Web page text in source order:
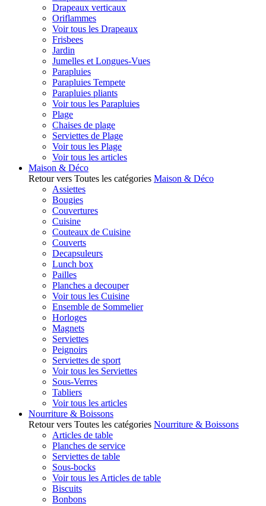
Drapeaux verticaux
Oriflammes
Voir tous les Drapeaux
Frisbees
Jardin
Jumelles et Longues-Vues
Parapluies
Parapluies Tempete
Parapluies pliants
Voir tous les Parapluies
Plage
Chaises de plage
Serviettes de Plage
Voir tous les Plage
Voir tous les articles
Maison & Déco
Retour vers Toutes les catégories Maison & Déco
Assiettes
Bougies
Couvertures
Cuisine
Couteaux de Cuisine
Couverts
Decapsuleurs
Lunch box
Pailles
Planches a decouper
Voir tous les Cuisine
Ensemble de Sommelier
Horloges
Magnets
Serviettes
Peignoirs
Serviettes de sport
Voir tous les Serviettes
Sous-Verres
Tabliers
Voir tous les articles
Nourriture & Boissons
Retour vers Toutes les catégories Nourriture & Boissons
Articles de table
Planches de service
Serviettes de table
Sous-bocks
Voir tous les Articles de table
Biscuits
Bonbons